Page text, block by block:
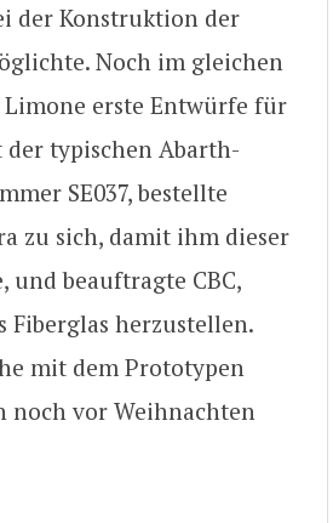
der Konstruktion der
Noch im gleichen
erste Entwürfe für
typischen Abarth-
SE037, bestellte
zu sich, damit ihm dieser
und beauftragte CBC,
Fiberglas herzustellen.
mit dem Prototypen
noch vor Weihnachten